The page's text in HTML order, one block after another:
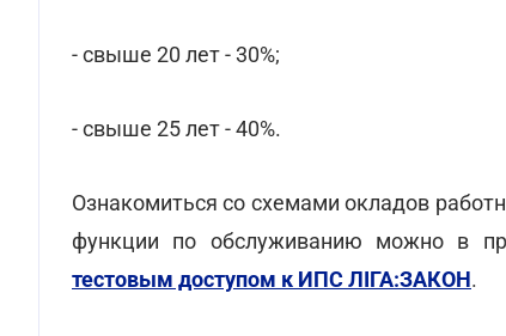
- свыше 20 лет - 30%;
- свыше 25 лет - 40%.
Ознакомиться со схемами окладов
функции по обслуживанию можно в
тестовым доступом к ИПС ЛІГА:ЗАКОН.